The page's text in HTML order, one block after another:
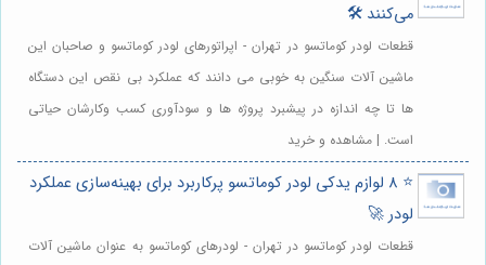
می‌کنند 🛠️
قطعات لودر کوماتسو در تهران - اپراتورهای لودر کوماتسو و صاحبان این
ماشین آلات سنگین به خوبی می دانند که عملکرد بی نقص این دستگاه
ها تا چه اندازه در پیشبرد پروژه ها و سودآوری کسب وکارشان حیاتی
است. | مشاهده و خرید
⭐️ 8 لوازم یدکی لودر کوماتسو پرکاربرد برای بهینه‌سازی عملکرد
لودر 🚀
قطعات لودر کوماتسو در تهران - لودرهای کوماتسو به عنوان ماشین آلات